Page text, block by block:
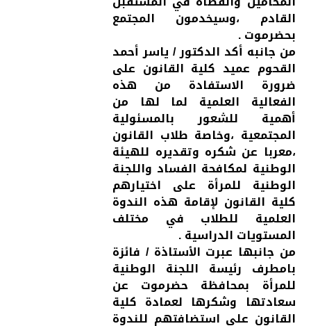
القادم ،وسيخدمون المجتمع
بحضرموت .
من جانبه أكد الدكتور / ياسر أحمد
القحوم عميد كلية القانون على
ضرورة الاستفادة من هذه
الفعالية العلمية لما لها من
أهمية للشعور بالمسئولية
المجتمعية ،وخاصة طلاب القانون
،معربا عن شكره وتقديره للهيئة
الوطنية لمكافحة الفساد واللجنة
الوطنية للمرأة على اختيارهم
كلية القانون لإقامة هذه الندوة
العلمية للطلاب في مختلف
المستويات الدراسية .
من جانبها عبرت الأستاذة / فائزة
بامطرف رئيسة اللجنة الوطنية
للمرأة بمحافظة حضرموت عن
سعادتها وشكرها لعمادة كلية
القانون على استضافتهم للندوة